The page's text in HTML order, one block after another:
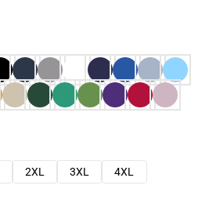
2XL 3XL
4XL